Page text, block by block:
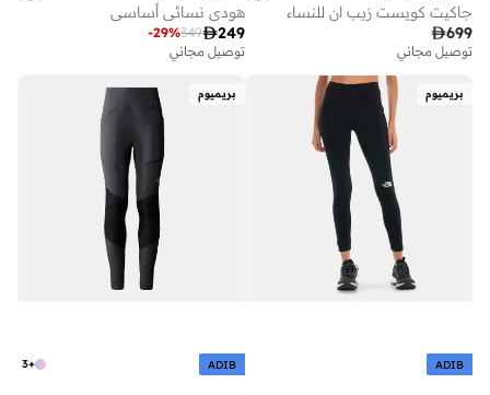
جاكيت كويست زيب ان للنساء
699
توصيل مجاني
هودي نسائي أساسي
249
349
-29%
توصيل مجاني
بريميوم
ADIB
بريميوم
+
3 ADIB